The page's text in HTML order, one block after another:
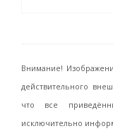
Внимание!
действительного
что все
исключительно